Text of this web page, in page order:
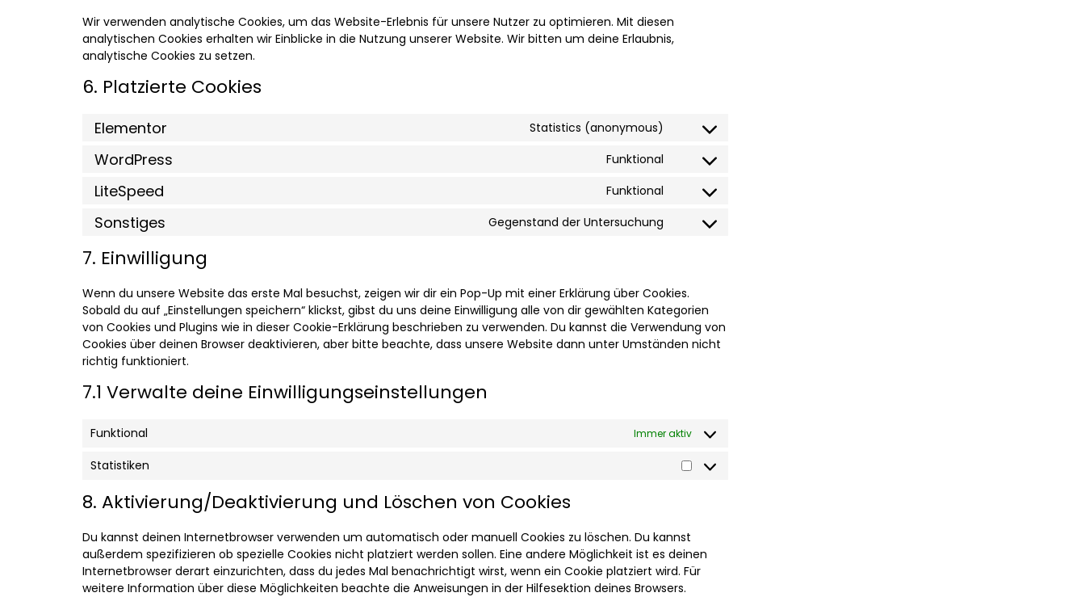
Wir verwenden analytische Cookies, um das Website-Erlebnis für unsere Nutzer zu optimieren. Mit diesen
analytischen Cookies erhalten wir Einblicke in die Nutzung unserer Website. Wir bitten um deine Erlaubnis,
analytische Cookies zu setzen.
6. Platzierte Cookies
Elementor Statistics (anonymous)
WordPress Funktional
LiteSpeed Funktional
Sonstiges Gegenstand der Untersuchung
7. Einwilligung
Wenn du unsere Website das erste Mal besuchst, zeigen wir dir ein Pop-Up mit einer Erklärung über Cookies.
Sobald du auf „Einstellungen speichern“ klickst, gibst du uns deine Einwilligung alle von dir gewählten Kategorien
von Cookies und Plugins wie in dieser Cookie-Erklärung beschrieben zu verwenden. Du kannst die Verwendung von
Cookies über deinen Browser deaktivieren, aber bitte beachte, dass unsere Website dann unter Umständen nicht
richtig funktioniert.
7.1 Verwalte deine Einwilligungseinstellungen
Funktional Immer aktiv
Statistiken
8. Aktivierung/Deaktivierung und Löschen von Cookies
Du kannst deinen Internetbrowser verwenden um automatisch oder manuell Cookies zu löschen. Du kannst
außerdem spezifizieren ob spezielle Cookies nicht platziert werden sollen. Eine andere Möglichkeit ist es deinen
Internetbrowser derart einzurichten, dass du jedes Mal benachrichtigt wirst, wenn ein Cookie platziert wird. Für
weitere Information über diese Möglichkeiten beachte die Anweisungen in der Hilfesektion deines Browsers.